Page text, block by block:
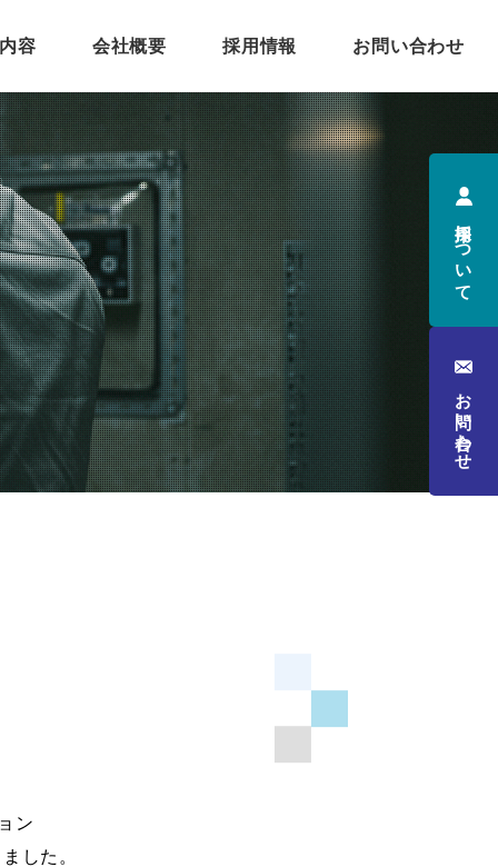
容 会社概要 採用情報 お問い合わせ
ン
した。
採用について
お問い合わせ